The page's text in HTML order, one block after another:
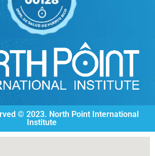
© 2023. North Point International
Institute